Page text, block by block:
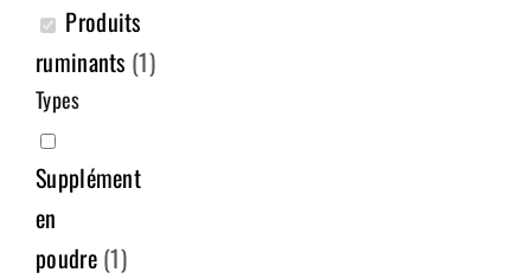
Produits
ruminants (1)
Types
Supplément
en
poudre (1)